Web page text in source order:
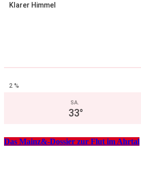
Klarer Himmel
2 %
SA.
33°
Das Mainz&-Dossier zur Flut im Ahrtal